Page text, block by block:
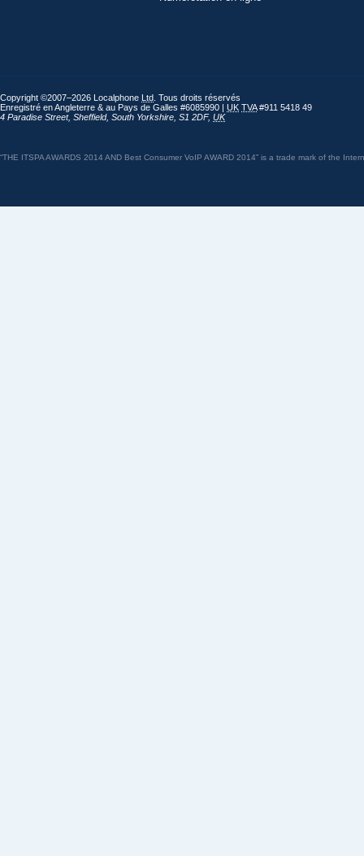
Copyright ©2007–2026 Localphone Ltd . Tous droits réservés
Enregistré en Angleterre & au Pays de Galles #6085990 | UK TVA#911 5418 49
4 Paradise Street, Sheffield, South Yorkshire S1 2DF, UK
“THE ITSPA AWARDS 2014 AND Best Consumer VoIP AWARD 2014” is a trade mark of the